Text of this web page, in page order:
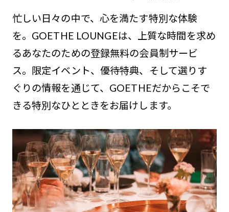
忙しい日々の中で、心を満たす特別な体験
を。GOETHE LOUNGEは、上質な時間を求め
るあなたのための登録無料の会員制サービ
ス。限定イベント、優待特典、そして選りす
ぐりの情報を通じて、GOETHEだからこそで
きる特別なひとときをお届けします。